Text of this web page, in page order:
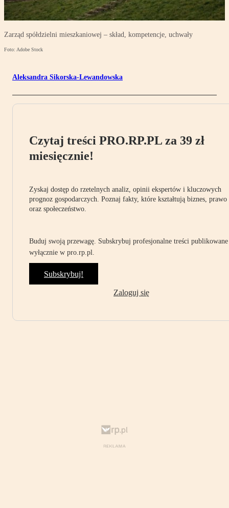
Zarząd spółdzielni mieszkaniowej – skład, kompetencje, uchwały
Foto: Adobe Stock
Aleksandra Sikorska-Lewandowska
Czytaj treści PRO.RP.PL za 39 zł
miesięcznie!
Zyskaj dostęp do rzetelnych analiz, opinii ekspertów i kluczowych
prognoz gospodarczych. Poznaj fakty, które kształtują biznes, prawo
oraz społeczeństwo.
Buduj swoją przewagę. Subskrybuj profesjonalne treści publikowane
wyłącznie w pro.rp.pl.
Subskrybuj!
Zaloguj się